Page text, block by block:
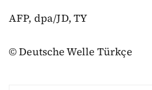
AFP, dpa/JD, TY
© Deutsche Welle Türkçe